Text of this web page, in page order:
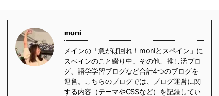
moni
メインの「急がば回れ！moniとスペイン」に
スペインのこと綴り中。その他、推し活ブロ
グ、語学学習ブログなど合計4つのブログを
運営。こちらのブログでは、ブログ運営に関
する内容（テーマやCSSなど）を記録してい